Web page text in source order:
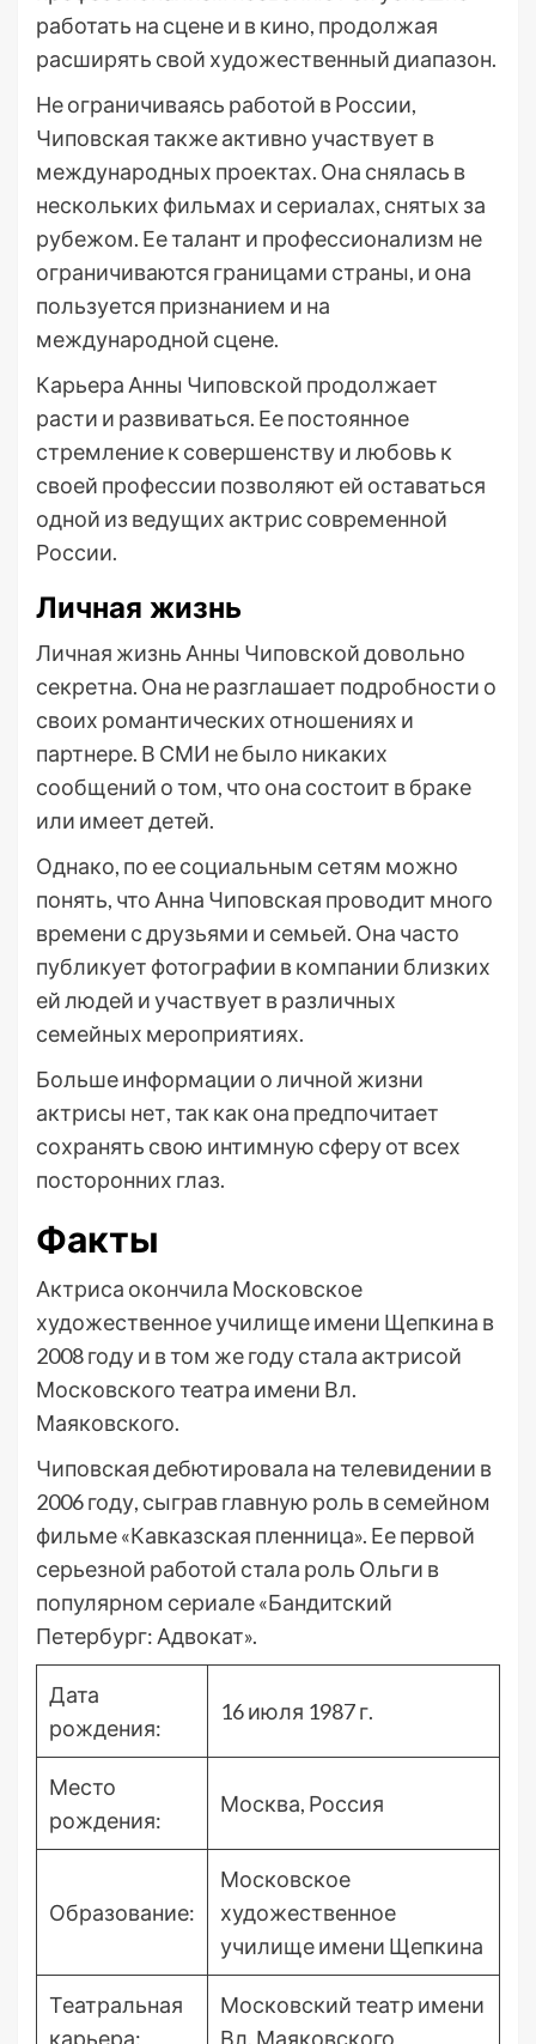
работать на сцене и в кино, продолжая
расширять свой художественный диапазон.
Не ограничиваясь работой в России,
Чиповская также активно участвует в
международных проектах. Она снялась в
нескольких фильмах и сериалах, снятых за
рубежом. Ее талант и профессионализм не
ограничиваются границами страны, и она
пользуется признанием и на
международной сцене.
Карьера Анны Чиповской продолжает
расти и развиваться. Ее постоянное
стремление к совершенству и любовь к
своей профессии позволяют ей оставаться
одной из ведущих актрис современной
России.
Личная жизнь
Личная жизнь Анны Чиповской довольно
секретна. Она не разглашает подробности о
своих романтических отношениях и
партнере. В СМИ не было никаких
сообщений о том, что она состоит в браке
или имеет детей.
Однако, по ее социальным сетям можно
понять, что Анна Чиповская проводит много
времени с друзьями и семьей. Она часто
публикует фотографии в компании близких
ей людей и участвует в различных
семейных мероприятиях.
Больше информации о личной жизни
актрисы нет, так как она предпочитает
сохранять свою интимную сферу от всех
посторонних глаз.
Факты
Актриса окончила Московское
художественное училище имени Щепкина в
2008 году и в том же году стала актрисой
Московского театра имени Вл.
Маяковского.
Чиповская дебютировала на телевидении в
2006 году, сыграв главную роль в семейном
фильме «Кавказская пленница». Ее первой
серьезной работой стала роль Ольги в
популярном сериале «Бандитский
Петербург: Адвокат».
Дата
рождения:
16 июля 1987 г.
Место
рождения:
Москва, Россия
Образование:
Московское
художественное
училище имени Щепкина
Театральная
карьера:
Московский театр имени
Вл. Маяковского